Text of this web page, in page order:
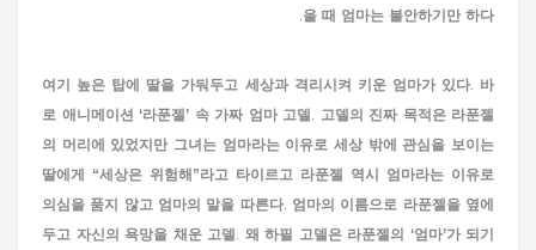
을 때 엄마는 불안하기만 하다.
여기 높은 탑에 딸을 가둬두고 세상과 격리시켜 키운 엄마가 있다. 바
로 애니메이션 ‘라푼젤’ 속 가짜 엄마 고델. 고델의 진짜 목적은 라푼젤
의 머리에 있었지만 그녀는 엄마라는 이유로 세상 밖에 관심을 보이는
딸에게 “세상은 위험해”라고 타이르고 라푼젤 역시 엄마라는 이유로
의심을 품지 않고 엄마의 말을 따른다. 엄마의 이름으로 라푼젤을 옆에
두고 자신의 욕망을 채운 고델. 왜 하필 고델은 라푼젤의 ‘엄마’가 되기